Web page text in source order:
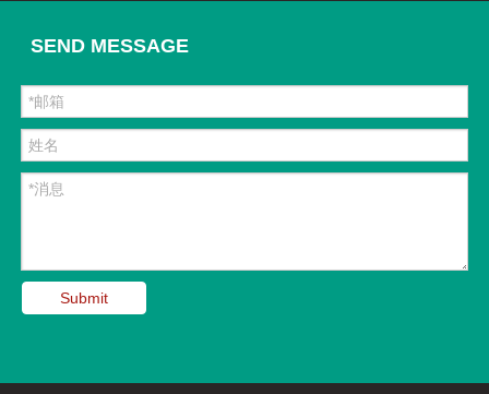
SEND MESSAGE
Submit